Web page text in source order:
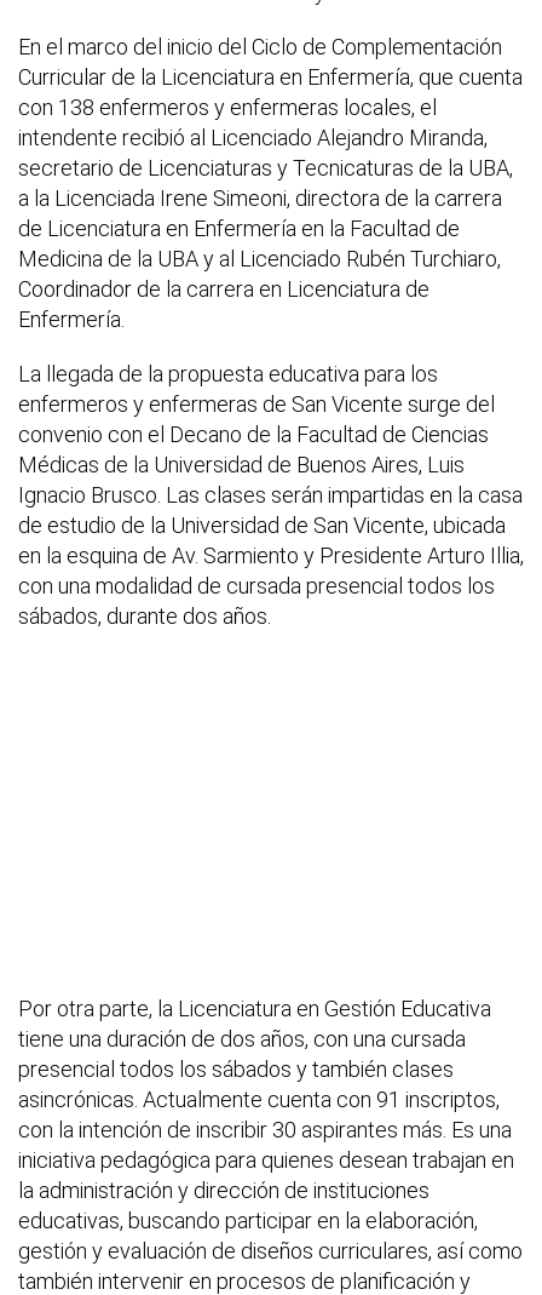
En el marco del inicio del Ciclo de Complementación
Curricular de la Licenciatura en Enfermería, que cuenta
con 138 enfermeros y enfermeras locales, el
intendente recibió al Licenciado Alejandro Miranda,
secretario de Licenciaturas y Tecnicaturas de la UBA,
a la Licenciada Irene Simeoni, directora de la carrera
de Licenciatura en Enfermería en la Facultad de
Medicina de la UBA y al Licenciado Rubén Turchiaro,
Coordinador de la carrera en Licenciatura de
Enfermería.
La llegada de la propuesta educativa para los
enfermeros y enfermeras de San Vicente surge del
convenio con el Decano de la Facultad de Ciencias
Médicas de la Universidad de Buenos Aires, Luis
Ignacio Brusco. Las clases serán impartidas en la casa
de estudio de la Universidad de San Vicente, ubicada
en la esquina de Av. Sarmiento y Presidente Arturo Illia,
con una modalidad de cursada presencial todos los
sábados, durante dos años.
Por otra parte, la Licenciatura en Gestión Educativa
tiene una duración de dos años, con una cursada
presencial todos los sábados y también clases
asincrónicas. Actualmente cuenta con 91 inscriptos,
con la intención de inscribir 30 aspirantes más. Es una
iniciativa pedagógica para quienes desean trabajan en
la administración y dirección de instituciones
educativas, buscando participar en la elaboración,
gestión y evaluación de diseños curriculares, así como
también intervenir en procesos de planificación y